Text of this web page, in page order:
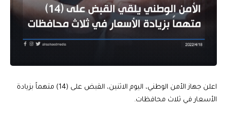
اعلن جهاز الأمن الوطني، اليوم الاثنين، القبض على (14) متهماً بزيادة
الأسعار في ثلاث محافظات.